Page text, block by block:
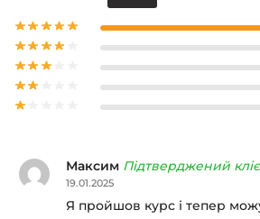
Максим Підтверджений
19.01.2025
Я пройшов курс і тепер